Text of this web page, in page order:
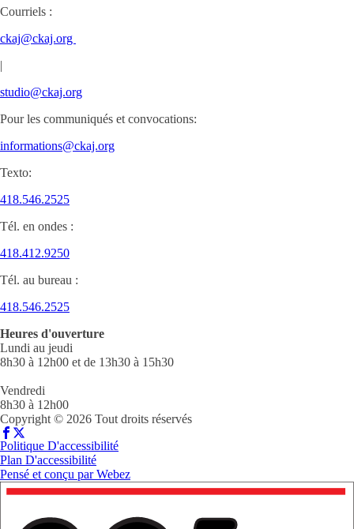
Courriels :
ckaj@ckaj.org
|
studio@ckaj.org
Pour les communiqués et convocations:
informations@ckaj.org
Texto:
418.546.2525
Tél. en ondes :
418.412.9250
Tél. au bureau :
418.546.2525
Heures d'ouverture
Lundi au jeudi
8h30 à 12h00 et de 13h30 à 15h30
Vendredi
8h30 à 12h00
Copyright © 2026 Tout droits réservés
Politique D'accessibilité
Plan D'accessibilité
Pensé et conçu parWebez